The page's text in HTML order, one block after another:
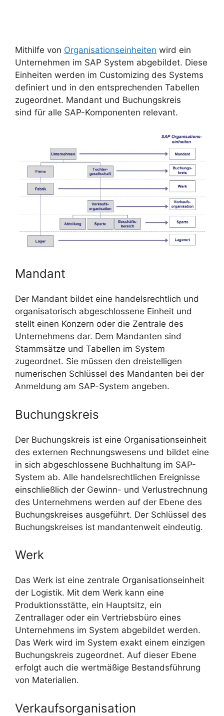
Mithilfe von Organisationseinheiten wird ein
Unternehmen im SAP System abgebildet. Diese
Einheiten werden im Customizing des Systems
definiert und in den entsprechenden Tabellen
zugeordnet. Mandant und Buchungskreis
sind für alle SAP-Komponenten relevant.
Mandant
Der Mandant bildet eine handelsrechtlich und
organisatorisch abgeschlossene Einheit und
stellt einen Konzern oder die Zentrale des
Unternehmens dar. Dem Mandanten sind
Stammsätze und Tabellen im System
zugeordnet. Sie müssen den dreistelligen
numerischen Schlüssel des Mandanten bei der
Anmeldung am SAP-System angeben.
Buchungskreis
Der Buchungskreis ist eine Organisationseinheit
des externen Rechnungswesens und bildet eine
in sich abgeschlossene Buchhaltung im SAP-
System ab. Alle handelsrechtlichen Ereignisse
einschließlich der Gewinn- und Verlustrechnung
des Unternehmens werden auf der Ebene des
Buchungskreises ausgeführt. Der Schlüssel des
Buchungskreises ist mandantenweit eindeutig.
Werk
Das Werk ist eine zentrale Organisationseinheit
der Logistik. Mit dem Werk kann eine
Produktionsstätte, ein Hauptsitz, ein
Zentrallager oder ein Vertriebsbüro eines
Unternehmens im System abgebildet werden.
Das Werk wird im System exakt einem einzigen
Buchungskreis zugeordnet. Auf dieser Ebene
erfolgt auch die wertmäßige Bestandsführung
von Materialien.
Verkaufsorganisation